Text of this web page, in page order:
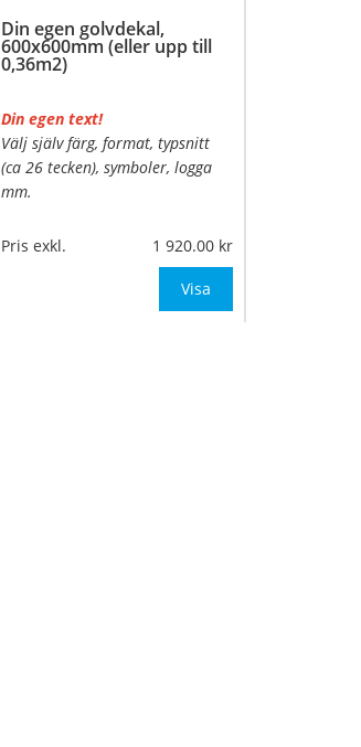
OBS!
Din egen golvdekal,
600x600mm (eller upp till
0,36m2)
Din egen text!
Välj själv färg, format, typsnitt
(ca 26 tecken), symboler, logga
mm.
Material:
Självhäftande,
specialanpassat, halkfritt
600x600mm (eller annat
Pris exkl. 1 920.00
Visa